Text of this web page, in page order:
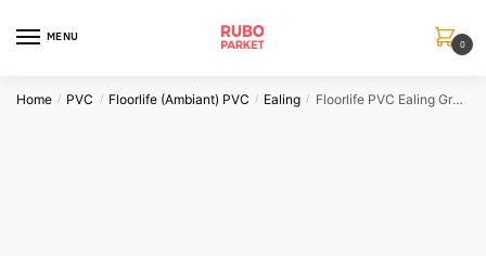
MENU
0
Home / PVC / Floorlife (Ambiant) PVC / Ealing / Floorlife PVC Ealing Grey Click